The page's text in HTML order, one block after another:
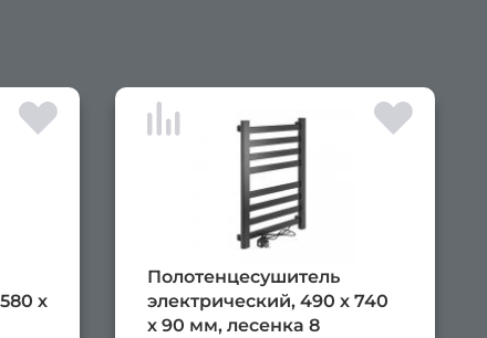
х
Полотенцесушитель
электрический, 490 х 740
х 90 мм, лесенка 8